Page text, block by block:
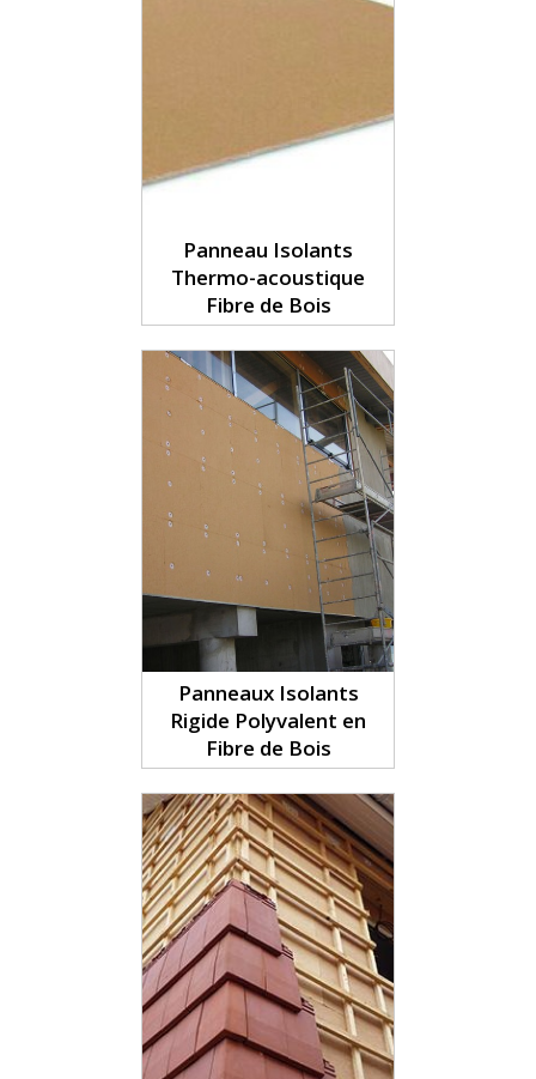
Panneau Isolants
Thermo-acoustique
Fibre de Bois
Panneaux Isolants
Rigide Polyvalent en
Fibre de Bois